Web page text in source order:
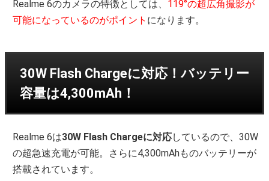
Realme 6のカメラの特徴としては、 119°の超広角撮影が
可能になっているのがポイント になります。
30W Flash Chargeに対応！バッテリー
容量は4,300mAh！
Realme 6は30W Flash Chargeに対応しているので、30W
の超急速充電が可能。さらに4,300mAhものバッテリーが
搭載されています。